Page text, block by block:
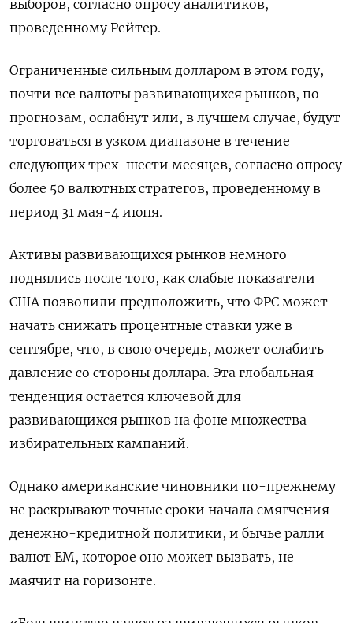
выборов, согласно опросу аналитиков,
проведенному Рейтер.
Ограниченные сильным долларом в этом году,
почти все валюты развивающихся рынков, по
прогнозам, ослабнут или, в лучшем случае, будут
торговаться в узком диапазоне в течение
следующих трех-шести месяцев, согласно опросу
более 50 валютных стратегов, проведенному в
период 31 мая-4 июня.
Активы развивающихся рынков немного
поднялись после того, как слабые показатели
США позволили предположить, что ФРС может
начать снижать процентные ставки уже в
сентябре, что, в свою очередь, может ослабить
давление со стороны доллара. Эта глобальная
тенденция остается ключевой для
развивающихся рынков на фоне множества
избирательных кампаний.
Однако американские чиновники по-прежнему
не раскрывают точные сроки начала смягчения
денежно-кредитной политики, и бычье ралли
валют ЕМ, которое оно может вызвать, не
маячит на горизонте.